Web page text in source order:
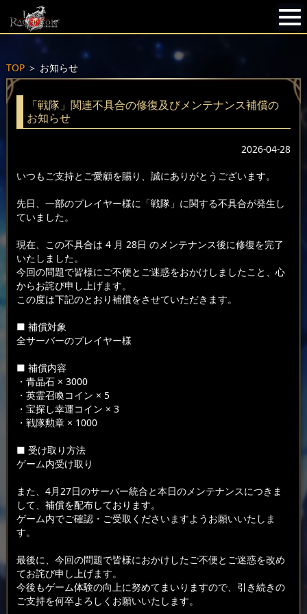
TOP＞ お知らせ
「戦隊」関連不具合の修復及びメンテナンス補償の
お知らせ
2026-04-28
いつもご支持とご愛顧を賜り、誠にありがとうございます。
先日、一部のプレイヤー様に「戦隊」に関する不具合が発生し
ていました。
現在、この不具合は 4 月 28日 のメンテナンス後に修復を完了
いたしました。
今回の問題で皆様にご不便とご迷惑をおかけしましたこと、心
からお詫び申し上げます。
この度は下記のとおり補償をさせていただきます。
■ 補償対象
全サーバーのプレイヤー様
■ 補償内容
・青晶石 × 3000
・英霊召喚コイン × 5
・宝探し幸運コイン × 3
・戦隊勲章 × 1000
■ 受け取り方法
ゲーム内受け取り
また、4月27日のサーバー統合と本日のメンテナンスにつきま
して、補償を配布しております。
ゲーム内でご確認・ご受取くださいますようお願いいたしま
す。
最後に、今回の問題で皆様におかけしたご不便とご迷惑を改め
てお詫び申し上げます。
今後もゲーム体験の向上に努めてまいりますので、引き続きの
ご支持を何卒よろしくお願いいたします。